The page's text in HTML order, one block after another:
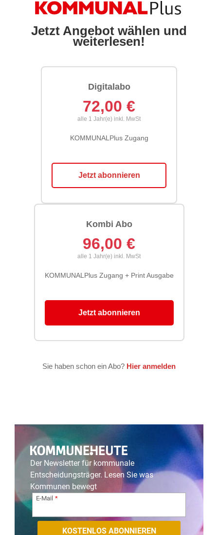
Der Newsletter für kommunale
Entscheidungsträger. Lesen Sie was
Kommunen bewegt
E-Mail